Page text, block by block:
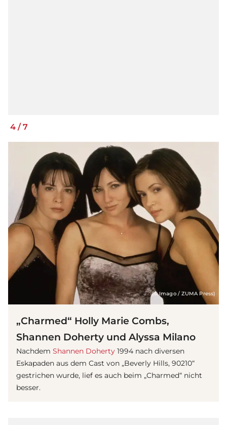
4 / 7
(© Imago / ZUMA Press)
„Charmed“ Holly Marie Combs,
Shannen Doherty und Alyssa Milano
Nachdem Shannen Doherty 1994 nach diversen
Eskapaden aus dem Cast von „Beverly Hills, 90210“
gestrichen wurde, lief es auch beim „Charmed“ nicht
besser.